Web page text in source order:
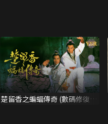
楚留香之蝙蝠傳奇 (數碼修復